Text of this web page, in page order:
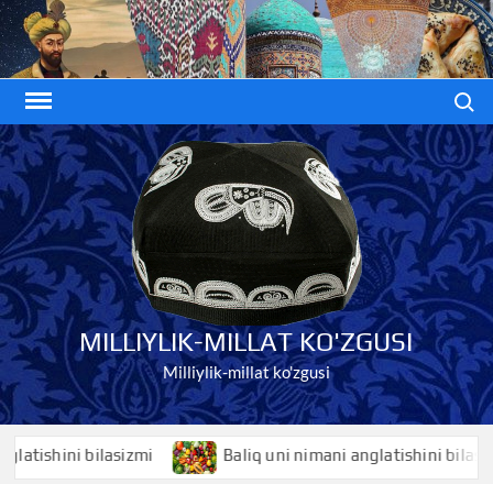
Skip
to
content
MILLIYLIK-MILLAT KO'ZGUSI
Milliylik-millat ko'zgusi
bilasizmi Baliq uni nimani anglatishini bilasizmi